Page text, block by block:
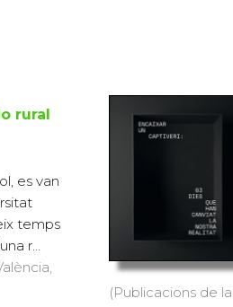
rural
es van
temps
r...
(Publicacions de